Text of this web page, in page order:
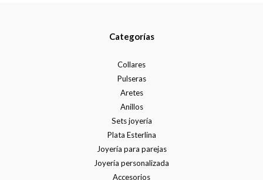
Categorías
Collares
Pulseras
Aretes
Anillos
Sets joyería
Plata Esterlina
Joyería para parejas
Joyería personalizada
Accesorios